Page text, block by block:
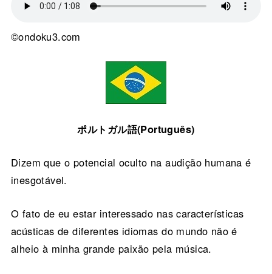
©ondoku3.com
ポルトガル語(Português)
Dizem que o potencial oculto na audição humana é
inesgotável.
O fato de eu estar interessado nas características
acústicas de diferentes idiomas do mundo não é
alheio à minha grande paixão pela música.